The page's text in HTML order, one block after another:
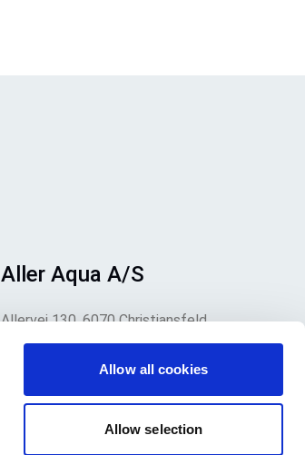
Allow all cookies
Allow selection
Aller Aqua A/S
Allervej 130, 6070 Christiansfeld,
Dinamarca